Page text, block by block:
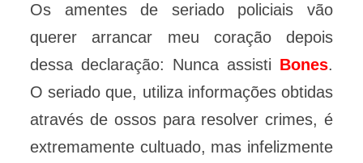
Os amentes de seriado policiais vão
querer arrancar meu coração depois
dessa declaração: Nunca assisti Bones.
O seriado que, utiliza informações obtidas
através de ossos para resolver crimes, é
extremamente cultuado, mas infelizmente